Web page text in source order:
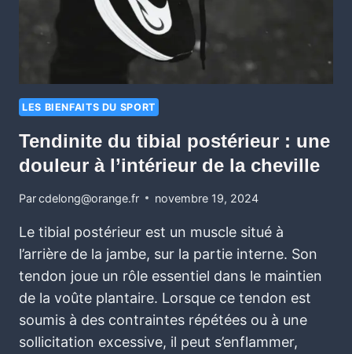
LES BIENFAITS DU SPORT
Tendinite du tibial postérieur : une
douleur à l’intérieur de la cheville
Parcdelong@orange.fr novembre 19, 2024
Le tibial postérieur est un muscle situé à
l’arrière de la jambe, sur la partie interne. Son
tendon joue un rôle essentiel dans le maintien
de la voûte plantaire. Lorsque ce tendon est
soumis à des contraintes répétées ou à une
sollicitation excessive, il peut s’enflammer,